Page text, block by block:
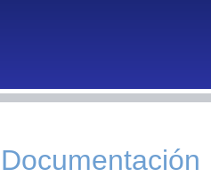
Documentación